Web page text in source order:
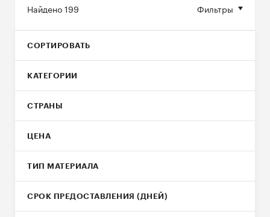
Фильтры
Найдено199
СОРТИРОВАТЬ
КАТЕГОРИИ
СТРАНЫ
ЦЕНА
ТИП МАТЕРИАЛА
СРОК ПРЕДОСТАВЛЕНИЯ (ДНЕЙ)